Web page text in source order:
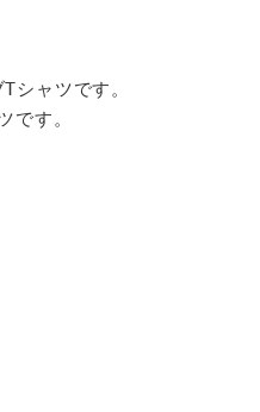
ャツです。
です。